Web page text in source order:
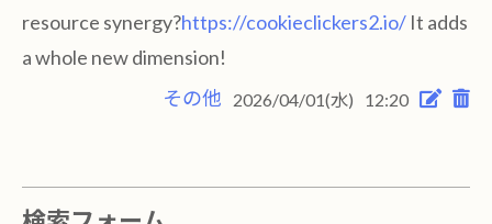
resource synergy?https://cookieclickers2.io/ It adds
a whole new dimension!
その他
2026/04/01(水) 12:20